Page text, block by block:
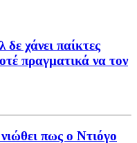
χάνει παίκτες
πραγματικά να τον
πως ο Ντιόγο